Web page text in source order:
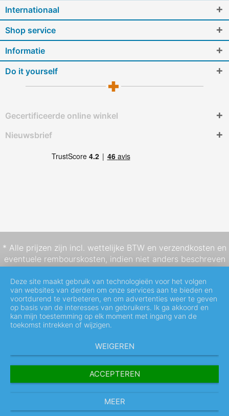
Internationaal
Shop service
Informatie
Do it yourself
Gecertificeerde online winkel
Nieuwsbrief
* Alle prijzen zijn incl. wettelijke BTW en verzendkosten en
eventuele rembourskosten, indien niet anders beschreven
Deze site maakt gebruik van technologieën voor het volgen
van websites van derden om onze services aan te bieden en
voortdurend te verbeteren, en om advertenties weer te geven
op basis van de interesses van gebruikers. Ik ga akkoord en
kan mijn toestemming op elk moment met ingang van de
toekomst intrekken of wijzigen.
WEIGEREN
ACCEPTEREN
MEER